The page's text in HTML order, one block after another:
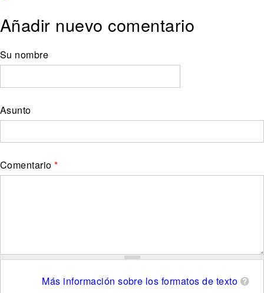
Añadir nuevo comentario
Su nombre
Asunto
Comentario*
Más información sobre los formatos de texto